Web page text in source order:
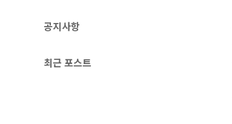
공지사항
최근 포스트